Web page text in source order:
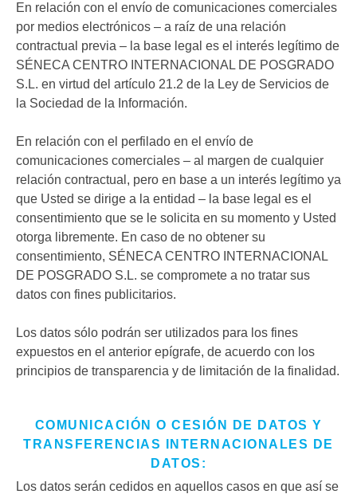
En relación con el envío de comunicaciones comerciales
por medios electrónicos – a raíz de una relación
contractual previa – la base legal es el interés legítimo de
SÉNECA CENTRO INTERNACIONAL DE POSGRADO
S.L. en virtud del artículo 21.2 de la Ley de Servicios de
la Sociedad de la Información.
En relación con el perfilado en el envío de
comunicaciones comerciales – al margen de cualquier
relación contractual, pero en base a un interés legítimo ya
que Usted se dirige a la entidad – la base legal es el
consentimiento que se le solicita en su momento y Usted
otorga libremente. En caso de no obtener su
consentimiento, SÉNECA CENTRO INTERNACIONAL
DE POSGRADO S.L. se compromete a no tratar sus
datos con fines publicitarios.
Los datos sólo podrán ser utilizados para los fines
expuestos en el anterior epígrafe, de acuerdo con los
principios de transparencia y de limitación de la finalidad.
COMUNICACIÓN O CESIÓN DE DATOS Y
TRANSFERENCIAS INTERNACIONALES DE
DATOS:
Los datos serán cedidos en aquellos casos en que así se